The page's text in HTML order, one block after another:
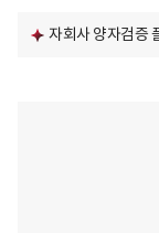
자회사 양자검증